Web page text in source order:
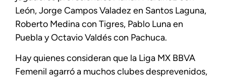
León, Jorge Campos Valadez en Santos Laguna,
Roberto Medina con Tigres, Pablo Luna en
Puebla y Octavio Valdés con Pachuca.
Hay quienes consideran que la Liga MX BBVA
Femenil agarró a muchos clubes desprevenidos,